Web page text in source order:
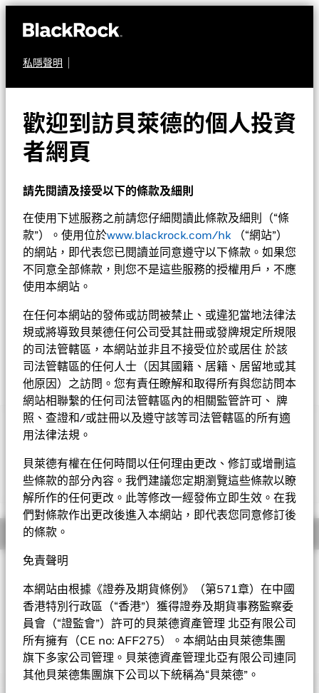
私隱聲明
歡迎到訪貝萊德的個人投資
者網頁
請先閱讀及接受以下的條款及細則
在使用下述服務之前請您仔細閱讀此條款及細則（“條
款”）。使用位於www.blackrock.com/hk （“網站”）
的網站，即代表您已閱讀並同意遵守以下條款。如果您
不同意全部條款，則您不是這些服務的授權用戶，不應
使用本網站。
在任何本網站的發佈或訪問被禁止、或違犯當地法律法
規或將導致貝萊德任何公司受其註冊或發牌規定所規限
的司法管轄區，本網站並非且不接受位於或居住 於該
司法管轄區的任何人士（因其國籍、居籍、居留地或其
他原因）之訪問。您有責任瞭解和取得所有與您訪問本
網站相聯繫的任何司法管轄區內的相關監管許可、 牌
照、查證和/或註冊以及遵守該等司法管轄區的所有適
用法律法規。
貝萊德有權在任何時間以任何理由更改、修訂或增刪這
些條款的部分內容。我們建議您定期瀏覽這些條款以瞭
解所作的任何更改。此等修改一經發佈立即生效。在我
們對條款作出更改後進入本網站，即代表您同意修訂後
的條款。
免責聲明
本網站由根據《證券及期貨條例》（第571章）在中國
香港特別行政區（“香港”）獲得證券及期貨事務監察委
員會（“證監會”）許可的貝萊德資產管理 北亞有限公司
所有擁有（CE no: AFF275）。本網站由貝萊德集團
旗下多家公司管理。貝萊德資產管理北亞有限公司連同
其他貝萊德集團旗下公司以下統稱為“貝萊德”。
定息收益
貝萊德歐元短期債券基
金
淨值截至 2026年8月7日
美元 14.38
52週波幅 13.96 - 14.40
重要提示︰
金投資於由政府或機關發行或擔保的債券，或會因而涉及政治、經
濟、違約或其他風險。
• 基金需承受貨幣匯率風險、投資集中於歐洲的風險、利率風
險、證券借貸合約交易對手的信貸風險及或然可換股債券風險。
• 基金可運用衍生工具作對沖及廣泛用作投資用途。衍生工具相
關風險包括交易對手╱信貸、流動性、估值、波動及市場風險。基
金在使用衍生工具時其波動性或會上升及下降，並可能蒙受損
失。
• 基金價值可升可跌，且可於短期內反覆，投資者或有可能損失
一定程度的投資金額。
• 投資者不應單憑此文件作投資決定。投資者應參閱基金章程及
產品資料概要以了解風險因素等詳情。
顯示全部
概要
投資目標
歐元短期債券基金以盡量提高總回報為目標。基金將不少於80%
的總資產投資於投資級定息可轉讓證券，不少於70%的總資產投
資於以歐元計價且存續期短於五年的定息可轉讓證券，而平均存
續期不會超過三年。貨幣風險將靈活管理。
貝萊德歐元短期債券基金